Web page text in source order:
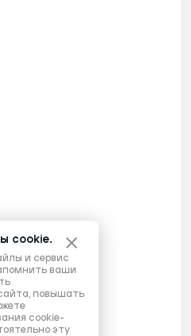
cookie.
и сервис
ваши
повышать
cookie-
эту